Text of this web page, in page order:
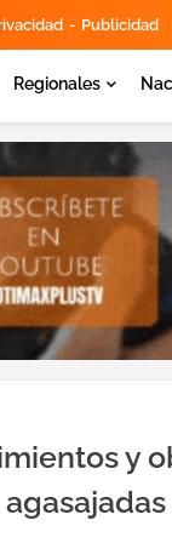
Publicidad
Regionales
y